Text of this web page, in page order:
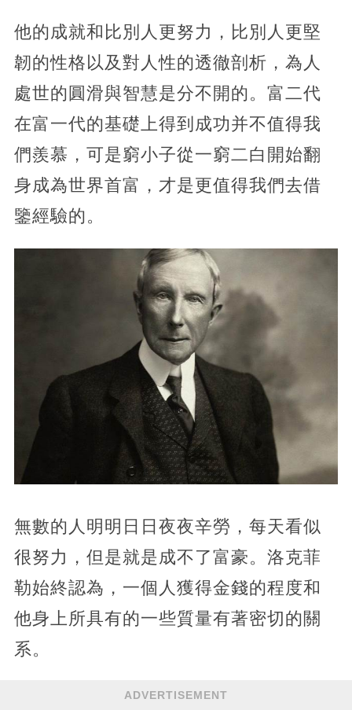
他的成就和比別人更努力，比別人更堅
韌的性格以及對人性的透徹剖析，為人
處世的圓滑與智慧是分不開的。富二代
在富一代的基礎上得到成功并不值得我
們羨慕，可是窮小子從一窮二白開始翻
身成為世界首富，才是更值得我們去借
鑒經驗的。
無數的人明明日日夜夜辛勞，每天看似
很努力，但是就是成不了富豪。洛克菲
勒始終認為，一個人獲得金錢的程度和
他身上所具有的一些質量有著密切的關
系。
ADVERTISEMENT